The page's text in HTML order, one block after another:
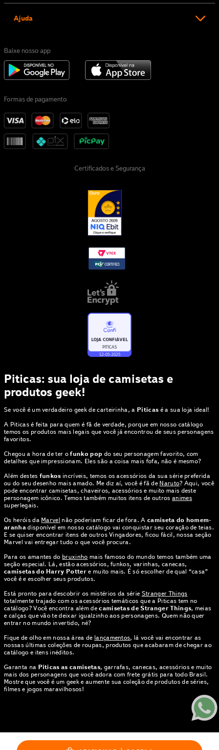
Ajuda
Baixe nosso app
Formas de pagamento
Certificados e Segurança
Piticas: sua loja de camisetas e
produtos geek!
Se você é um verdadeiro geek de carteirinha, a Piticas é a sua loja ideal!
A Piticas é feita para quem é fã de verdade, porque em nosso catálogo
temos os produtos mais legais que você já encontrou de seus personagens
favoritos.
Chegou a hora de ter ofunko pop do seu personagem favorito, com
detalhes que impressionam. Eles são a coisa mais fofa, não é mesmo?
Além destes funkos incríveis, temos os acessórios da sua série preferida
ou do seu desenho mais amado. Me diz aí, você é fã de Naruto? Aqui, você
pode encontrar camisetas, chaveiros, acessórios e muito mais deste
personagem icônico. Temos também muitos itens de outros animes
superlegais.
Os heróis da Marvel não poderiam ficar de fora. Acamiseta do homem-
aranhadisponível em nosso catálogo vai conquistar seu coração de teias.
E se quiser encontrar itens de outros Vingadores, ficou fácil, nossa seção
Marvel vai entregar tudo o que você procura.
Para os amantes dobruxinho mais famoso do mundo temos também uma
seção especial. Lá, estão acessórios, funkos, varinhas, canecas,
camisetas do Harry Potter e muito mais. É só escolher de qual “casa”
você é e escolher seus produtos.
Está pronto para descobrir os mistérios da série Stranger Things
totalmente trajado com os acessórios temáticos que a Piticas tem no
catálogo? Você encontra além decamisetas de Stranger Things, meias
e calças que vão te deixar igualzinho aos personagens. Quem não quer
entrar no mundo invertido, né?
Fique de olho em nossa área de lançamentos, lá você vai encontrar as
nossas últimas coleções de roupas, produtos que acabaram de chegar ao
catálogo e itens inéditos.
Garanta na Piticas as camisetas, garrafas, canecas, acessórios e muito
mais dos personagens que você adora com frete grátis para todo Brasil.
Mostre que você é um geek e aumente sua coleção de produtos de séries,
filmes e jogos maravilhosos!